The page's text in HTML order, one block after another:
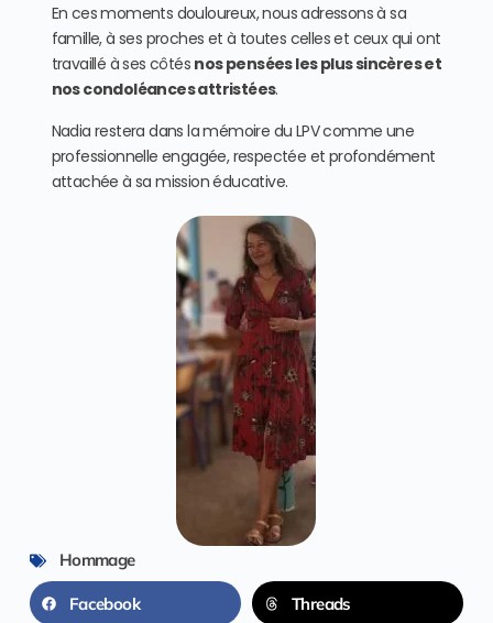
En ces moments douloureux, nous adressons à sa
famille, à ses proches et à toutes celles et ceux qui ont
travaillé à ses côtés nos pensées les plus sincères et
nos condoléances attristées.
Nadia restera dans la mémoire du LPV comme une
professionnelle engagée, respectée et profondément
attachée à sa mission éducative.
Hommage
Facebook Threads